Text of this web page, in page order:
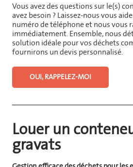
Vous avez des questions sur le(s)
avez besoin ? Laissez-nous vous
numéro de téléphone et nous vous
immédiatement. Ensemble, nous
solution idéale pour vos déchets
fournirons un devis personnalisé.
OUI, RAPPELEZ-MOI
Louer un
gravats